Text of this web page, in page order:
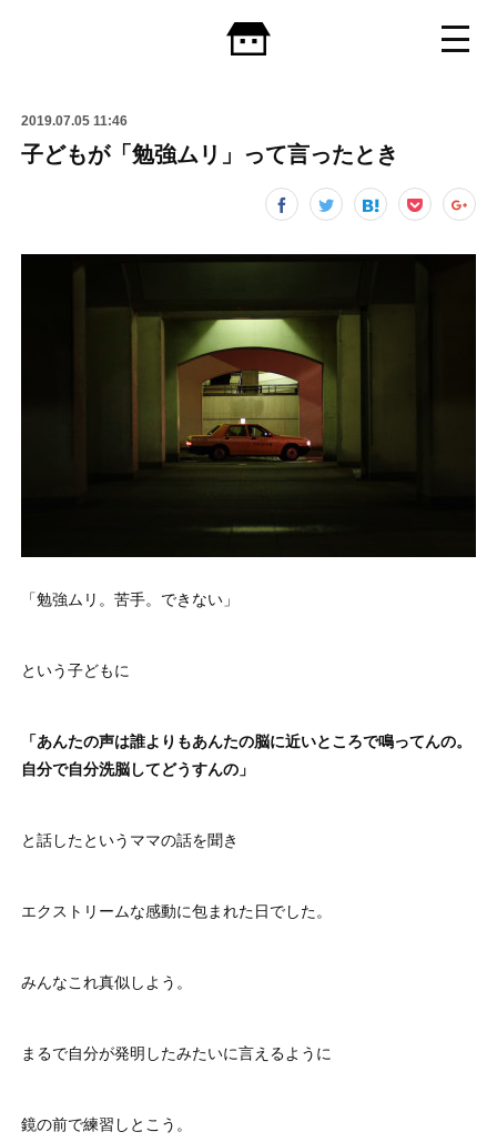
2019.07.05 11:46
子どもが「勉強ムリ」って言ったとき
「勉強ムリ。苦手。できない」
という子どもに
「あんたの声は誰よりもあんたの脳に近いところで鳴ってんの。
自分で自分洗脳してどうすんの」
と話したというママの話を聞き
エクストリームな感動に包まれた日でした。
みんなこれ真似しよう。
まるで自分が発明したみたいに言えるように
鏡の前で練習しとこう。